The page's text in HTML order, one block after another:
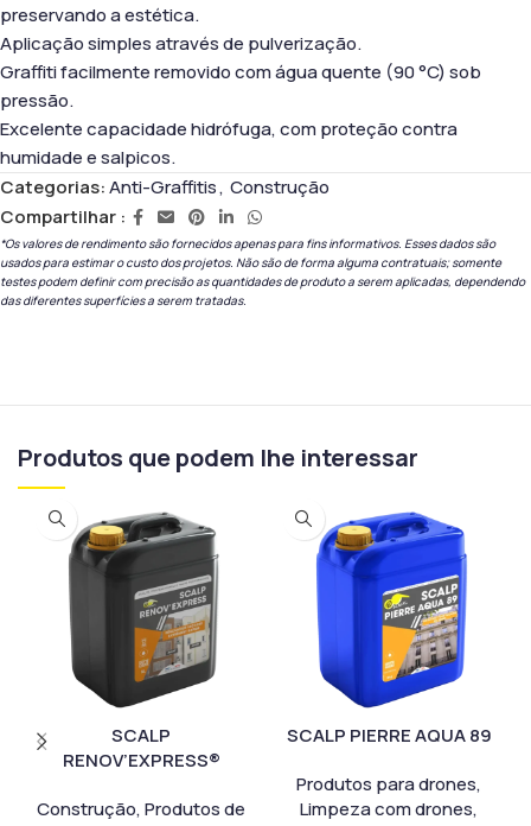
preservando a estética.
Aplicação simples através de pulverização.
Graffiti facilmente removido com água quente (90 °C) sob
pressão.
Excelente capacidade hidrófuga, com proteção contra
humidade e salpicos.
Categorias:Anti-Graffitis, Construção
Compartilhar :
*Os valores de rendimento são fornecidos apenas para fins informativos. Esses dados são
usados ​​para estimar o custo dos projetos. Não são de forma alguma contratuais; somente
testes podem definir com precisão as quantidades de produto a serem aplicadas, dependendo
das diferentes superfícies a serem tratadas.
Produtos que podem lhe interessar
SCALP
RENOV’EXPRESS®
Construção,Produtos de
SCALP PIERRE AQUA 89
Produtos para drones,
Limpeza com drones,